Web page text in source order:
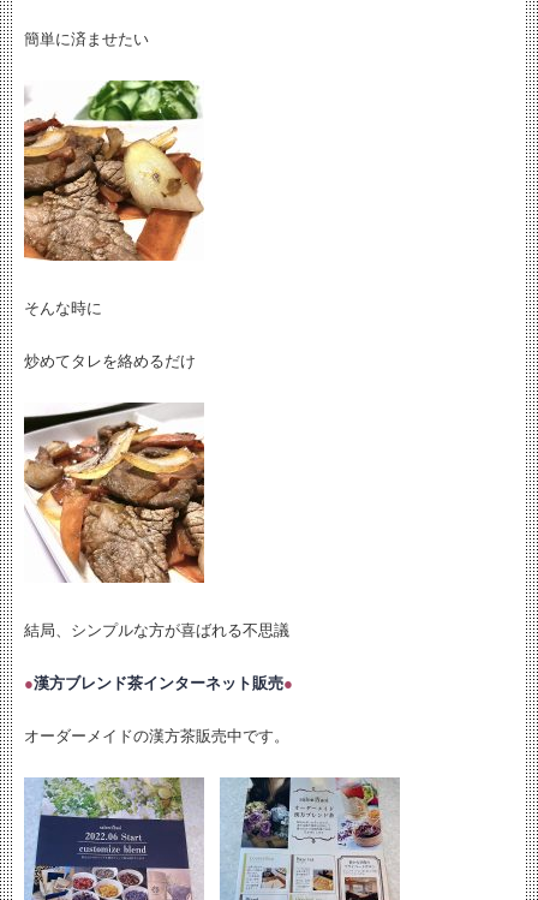
簡単に済ませたい
そんな時に
炒めてタレを絡めるだけ
結局、シンプルな方が喜ばれる不思議
●漢方ブレンド茶インターネット販売●
オーダーメイドの漢方茶販売中です。